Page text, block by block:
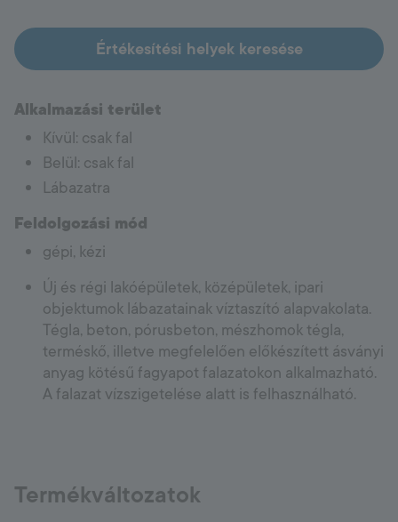
Értékesítési helyek keresése
Alkalmazási terület
Kívül: csak fal
Belül: csak fal
Lábazatra
Feldolgozási mód
gépi, kézi
Új és régi lakóépületek, középületek, ipari
objektumok lábazatainak víztaszító alapvakolata.
Tégla, beton, pórusbeton, mészhomok tégla,
terméskő, illetve megfelelően előkészített ásványi
anyag kötésű fagyapot falazatokon alkalmazható.
A falazat vízszigetelése alatt is felhasználható.
Termékváltozatok